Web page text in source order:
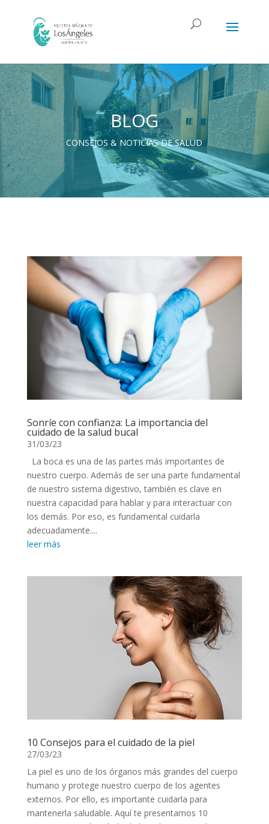
BLOG
CONSEJOS & NOTICIAS DE SALUD
Sonríe con confianza: La importancia del
cuidado de la salud bucal
31/03/23
La boca es una de las partes más importantes de
nuestro cuerpo. Además de ser una parte fundamental
de nuestro sistema digestivo, también es clave en
nuestra capacidad para hablar y para interactuar con
los demás. Por eso, es fundamental cuidarla
adecuadamente....
leer más
10 Consejos para el cuidado de la piel
27/03/23
La piel es uno de los órganos más grandes del cuerpo
humano y protege nuestro cuerpo de los agentes
externos. Por ello, es importante cuidarla para
mantenerla saludable. Aquí te presentamos 10